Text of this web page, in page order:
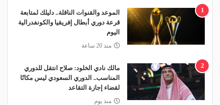
1
الموعد والقنوات الناقلة.. دليلك لمتابعة
قرعة دوري أبطال إفريقيا والكونفدرالية
اليوم
منذ 20 ساعة
2
مالك نادي الخلود: صلاح انتقل للدوري
المناسب.. الدوري السعودي ليس مكانًا
لقضاء إجازة التقاعد
منذ يوم